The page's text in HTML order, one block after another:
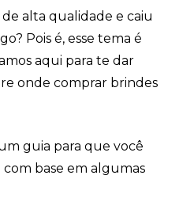
alta qualidade e caiu
Pois é, esse tema é
aqui para te dar
onde comprar brindes
guia para que você
base em algumas